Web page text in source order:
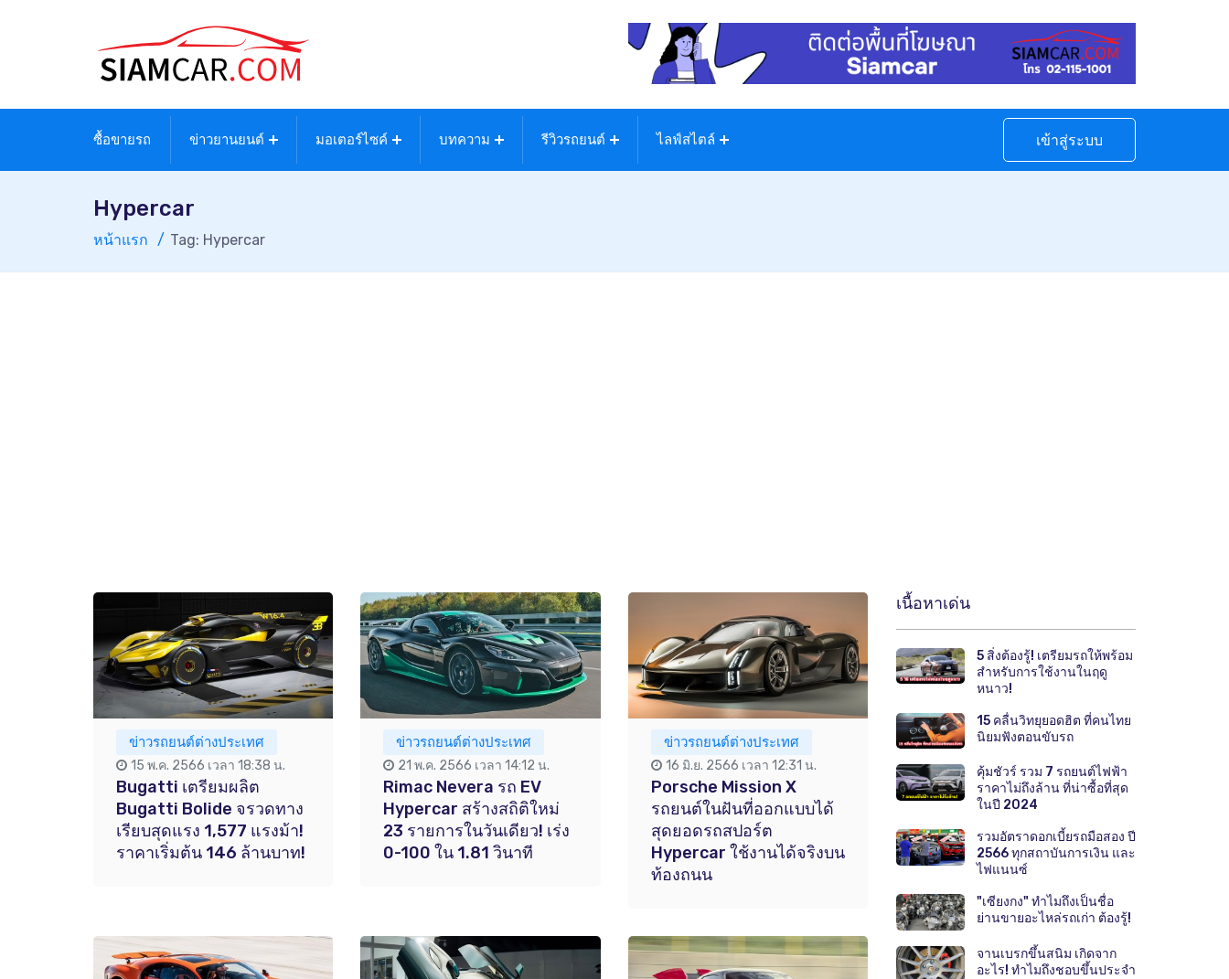
ซื้อขายรถ ข่าวยานยนต์ มอเตอร์ไซค์ บทความ รีวิวรถยนต์ ไลฟ์สไตล์ เข้าสู่ระบบ
Hypercar
หน้าแรก Tag: Hypercar
ข่าวรถยนต์ต่างประเทศ
15 พ.ค. 2566 เวลา 18:38 น.
Bugatti เตรียมผลิต
Bugatti Bolide จรวดทาง
เรียบสุดแรง 1,577 แรงม้า!
ราคาเริ่มต้น 146 ล้านบาท!
ข่าวรถยนต์ต่างประเทศ
21 พ.ค. 2566 เวลา 14:12 น.
Rimac Nevera รถ EV
Hypercar สร้างสถิติใหม่
23 รายการในวันเดียว! เร่ง
0-100 ใน 1.81 วินาที
ข่าวรถยนต์ต่างประเทศ
16 มิ.ย. 2566 เวลา 12:31 น.
Porsche Mission X
รถยนต์ในฝันที่ออกแบบได้
สุดยอดรถสปอร์ต
Hypercar ใช้งานได้จริงบน
ท้องถนน
เนื้อหาเด่น
5 สิ่งต้องรู้! เตรียมรถให้พร้อม
สำหรับการใช้งานในฤดู
หนาว!
15 คลื่นวิทยุยอดฮิต ที่คนไทย
นิยมฟังตอนขับรถ
คุ้มชัวร์ รวม 7 รถยนต์ไฟฟ้า
ราคาไม่ถึงล้าน ที่น่าซื้อที่สุด
ในปี 2024
รวมอัตราดอกเบี้ยรถมือสอง ปี
2566 ทุกสถาบันการเงิน และ
ไฟแนนซ์
"เซียงกง" ทำไมถึงเป็นชื่อ
ย่านขายอะไหล่รถเก่า ต้องรู้!
จานเบรกขึ้นสนิม เกิดจาก
อะไร! ทำไมถึงชอบขึ้นประจำ